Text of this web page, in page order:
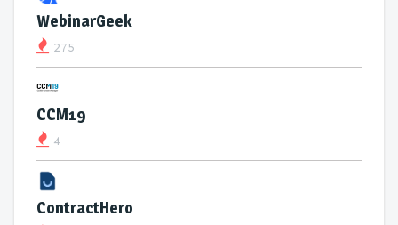
WebinarGeek
275
CCM19
4
ContractHero